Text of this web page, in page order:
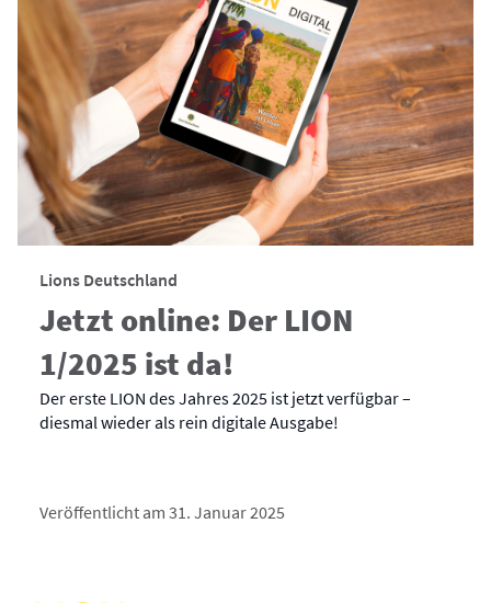
Lions Deutschland
Jetzt online: Der LION
1/2025 ist da!
Der erste LION des Jahres 2025 ist jetzt verfügbar –
diesmal wieder als rein digitale Ausgabe!
Veröffentlicht am 31. Januar 2025